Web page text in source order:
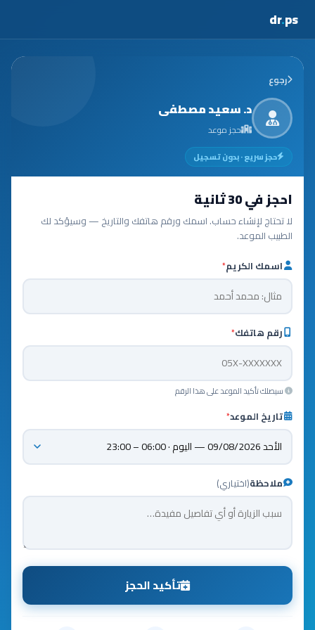
dr.ps
رجوع
د. سعيد مصطفى
حجز موعد
حجز سريع · بدون تسجيل
احجز في 30 ثانية
لا تحتاج لإنشاء حساب. اسمك ورقم هاتفك والتاريخ — وسيؤكد لك
الطبيب الموعد.
اسمك الكريم*
رقم هاتفك*
سيصلك تأكيد الموعد على هذا الرقم
تاريخ الموعد*
ملاحظة(اختياري)
تأكيد الحجز